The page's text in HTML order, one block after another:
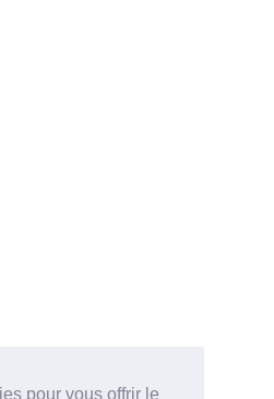
pour vous offrir le